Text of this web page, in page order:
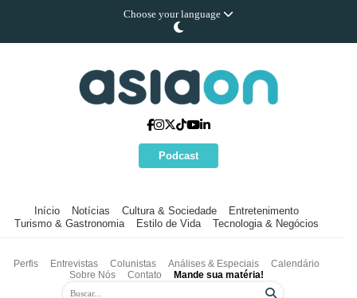
Choose your language
Podcast
Início Notícias Cultura & Sociedade
Entretenimento
Turismo & Gastronomia
Estilo de Vida Tecnologia & Negócios
Perfis Entrevistas Colunistas Análises & Especiais
Calendário
Sobre Nós
Contato Mande sua matéria!